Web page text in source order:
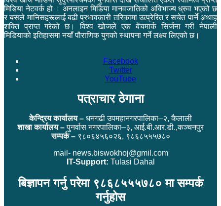
मिडिया नेटवर्क हो । अनलाइन मिडिया मानवजातिको अविभाज्य ध्रुव भएको छ
र यसले मानिसहरूलाई बढी प्रभावकारी तरिकामा उत्प्रेरित र सचेत पार्ने अथाह
शक्ति प्राप्त गरेको छ। विश्व खोजले एक बेंचमार्क सिर्जना गरी नेपाली
मिडियाको इतिहासमा नयाँ पौराणिक युगको स्थापना गर्ने लक्ष्य लिएको छ।
Facebook
Twitter
YouTube
पत्राचार ठेगाना
केन्द्रिय कार्यालय – धनगढी उपमहानगरपालिका–२, कैलाली
शाखा कार्यालय –पुनर्वास नगरपालिका–३, आई.बी.आर.डी.,कञ्चनपुर
सम्पर्क –९८०६४५६०२६, ९८६८५५५७८०
mail- news.biswokhoj@gmil.com
IT-Support: Tulasi Dahal
बिज्ञापन गर्नु परेमा ९८६८५५५७८० मा सम्पर्क
गर्नुहोस